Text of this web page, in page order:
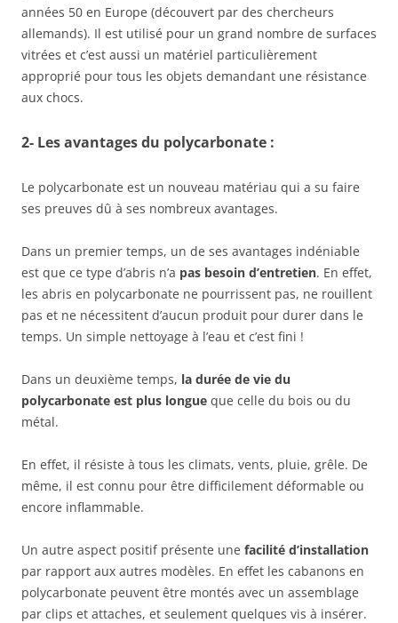
années 50 en Europe (découvert par des chercheurs
allemands). Il est utilisé pour un grand nombre de surfaces
vitrées et c’est aussi un matériel particulièrement
approprié pour tous les objets demandant une résistance
aux chocs.
2- Les avantages du polycarbonate :
Le polycarbonate est un nouveau matériau qui a su faire
ses preuves dû à ses nombreux avantages.
Dans un premier temps, un de ses avantages indéniable
est que ce type d’abris n’a pas besoin d’entretien. En effet,
les abris en polycarbonate ne pourrissent pas, ne rouillent
pas et ne nécessitent d’aucun produit pour durer dans le
temps. Un simple nettoyage à l’eau et c’est fini !
Dans un deuxième temps, la durée de vie du
polycarbonate est plus longue que celle du bois ou du
métal.
En effet, il résiste à tous les climats, vents, pluie, grêle. De
même, il est connu pour être difficilement déformable ou
encore inflammable.
Un autre aspect positif présente une facilité d’installation
par rapport aux autres modèles. En effet les cabanons en
polycarbonate peuvent être montés avec un assemblage
par clips et attaches, et seulement quelques vis à insérer.